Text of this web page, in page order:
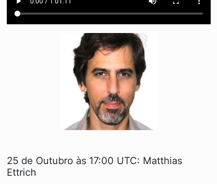
25 de Outubro às 17:00 UTC: Matthias
Ettrich